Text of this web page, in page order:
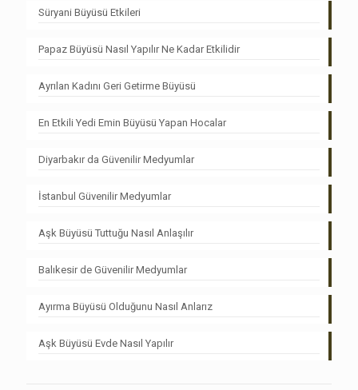
Süryani Büyüsü Etkileri
Papaz Büyüsü Nasıl Yapılır Ne Kadar Etkilidir
Ayrılan Kadını Geri Getirme Büyüsü
En Etkili Yedi Emin Büyüsü Yapan Hocalar
Diyarbakır da Güvenilir Medyumlar
İstanbul Güvenilir Medyumlar
Aşk Büyüsü Tuttuğu Nasıl Anlaşılır
Balıkesir de Güvenilir Medyumlar
Ayırma Büyüsü Olduğunu Nasıl Anlarız
Aşk Büyüsü Evde Nasıl Yapılır